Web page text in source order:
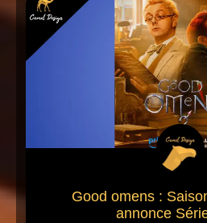
Good omens :
annonce